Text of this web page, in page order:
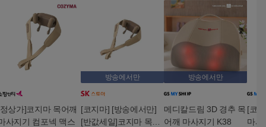
상가]코지마 목어깨
사지기 컴포넥 맥스
방송에서만
[코지마] [방송에서만]
[반값세일]코지마 목어
방송에서만
메디칼드림 3D 경추 목
어깨 마사지기 K38
[코
마사